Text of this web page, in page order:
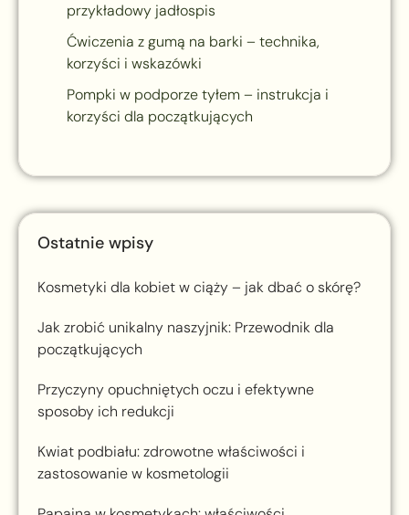
przykładowy jadłospis
Ćwiczenia z gumą na barki – technika,
korzyści i wskazówki
Pompki w podporze tyłem – instrukcja i
korzyści dla początkujących
Ostatnie wpisy
Kosmetyki dla kobiet w ciąży – jak dbać o skórę?
Jak zrobić unikalny naszyjnik: Przewodnik dla
początkujących
Przyczyny opuchniętych oczu i efektywne
sposoby ich redukcji
Kwiat podbiału: zdrowotne właściwości i
zastosowanie w kosmetologii